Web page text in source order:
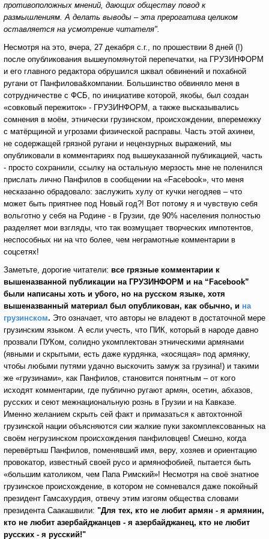
противоположных мнений, дающих обществу повод к
размышлениям. А делать выводы – эта прерогатива целиком
оставляется на усмотрение читателя".
Несмотря на это, вчера, 27 декабря с.г., по прошествии 8 дней (!)
после опубликования вышеупомянутой перепечатки, на ГРУЗИНФОРМ
и его главного редактора обрушился шквал обвинений и похабной
ругани от Панфилова&компании. Большинство обвиняло меня в
сотрудничестве с ФСБ, по инициативе которой, якобы, был создан
«совковый пережиток» - ГРУЗИНФОРМ, а также высказывались
сомнения в моём, этнически грузинском, происхождении, вперемежку
с матёрщиной и угрозами физической расправы. Часть этой ахинеи,
не содержащей грязной ругани и нецензурных выражений, мы
опубликовали в комментариях под вышеуказанной публикацией, часть
- просто сохранили, ссылку на остальную мерзость мне не поленился
прислать лично Панфилов в сообщении на «Facebook», что меня
несказанно обрадовало: заслужить хулу от кучки негодяев – что
может быть приятнее под Новый год?! Вот потому я и чувствую себя
вольготно у себя на Родине - в Грузии, где 90% населения полностью
разделяет мои взгляды, что так возмущает творческих импотентов,
неспособных ни на что более, чем неграмотные комментарии в
соцсетях!
Заметьте, дорогие читатели: все грязные комментарии к
вышеназванной публикации на ГРУЗИНФОРМ и на “ Facebook”
были написаны хоть и убого, но на русском языке, хотя
вышеназванный материал был опубликован, как обычно, и на
грузинском. Это означает, что авторы не владеют в достаточной мере
грузинским языком. А если учесть, что ПИК, который в народе давно
прозвали ПУКом, солидно укомплектован этническими армянами
(явными и скрытыми, есть даже курдянка, «косящая» под армянку,
чтобы любыми путями удачно выскочить замуж за грузина!) и такими
же «грузинами», как Панфилов, становится понятным – от кого
исходят комментарии, где публично ругают армян, осетин, абхазов,
русских и сеют межнациональную рознь в Грузии и на Кавказе.
Именно желанием скрыть сей факт и примазаться к автохтонной
грузинской нации объясняются сии жалкие пуки закомплексованных на
своём негрузинском происхождения панфиловцев! Смешно, когда
перевёртыш Панфилов, поменявший имя, веру, хозяев и ориентацию
провокатор, известный своей русо и армянофобией, пытается быть
«большим католиком, чем Папа Римский»! Несмотря на своё знатное
грузинское происхождение, в котором не сомневался даже покойный
президент Гамсахурдия, отвечу этим изгоям общества словами
президента Саакашвили: "Для тех, кто не любит армян - я армянин,
кто не любит азербайджанцев - я азербайджанец, кто не любит
русских - я русский!"